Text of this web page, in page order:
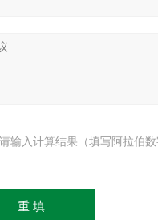
请输入计算结果（填写阿拉伯